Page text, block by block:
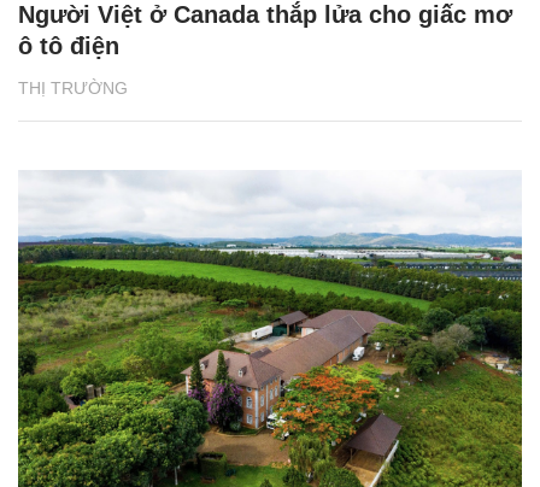
THỊ TRƯỜNG
Người Việt ở Canada thắp lửa cho giấc mơ
ô tô điện